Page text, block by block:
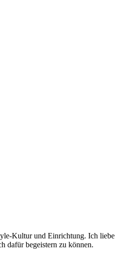
Kultur und Einrichtung. Ich liebe
dafür begeistern zu können.